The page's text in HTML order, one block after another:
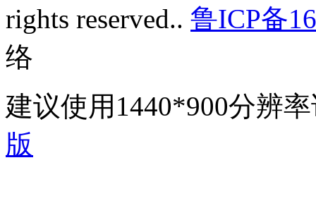
rights reserved.. 鲁ICP备
络
建议使用1440*900分辨
版